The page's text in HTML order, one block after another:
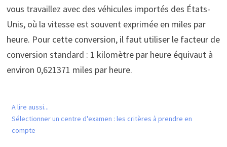
vous travaillez avec des véhicules importés des États-
Unis, où la vitesse est souvent exprimée en miles par
heure. Pour cette conversion, il faut utiliser le facteur de
conversion standard : 1 kilomètre par heure équivaut à
environ 0,621371 miles par heure.
A lire aussi...
Sélectionner un centre d'examen : les critères à prendre en
compte